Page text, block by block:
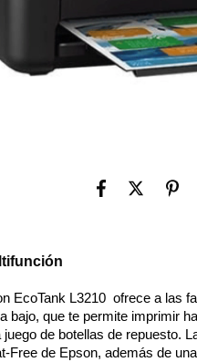
EcoTank L3210 ofrece a las
bajo, que te permite imprimir
de botellas de repuesto.
Free de Epson, además de